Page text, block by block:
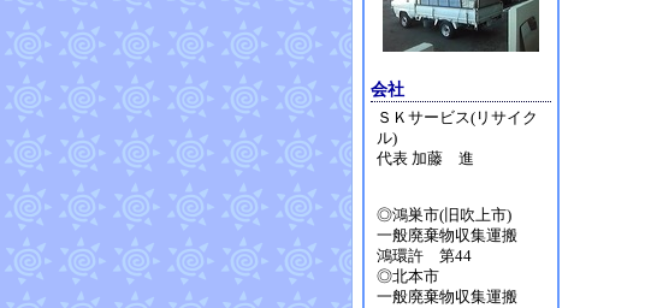
会社
ＳＫサービス(リサイク
ル)
代表 加藤 進
◎鴻巣市(旧吹上市)
一般廃棄物収集運搬
鴻環許 第44
◎北本市
一般廃棄物収集運搬